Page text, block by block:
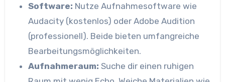
Software: Nutze Aufnahmesoftware wie
Audacity (kostenlos) oder Adobe Audition
(professionell). Beide bieten umfangreiche
Bearbeitungsmöglichkeiten.
Aufnahmeraum: Suche dir einen ruhigen